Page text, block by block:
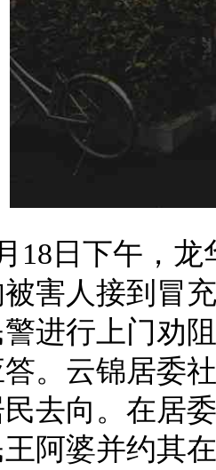
18日下午，龙
被害人接到冒
进行上门劝
。云锦居委
去向。在居
阿婆并约其